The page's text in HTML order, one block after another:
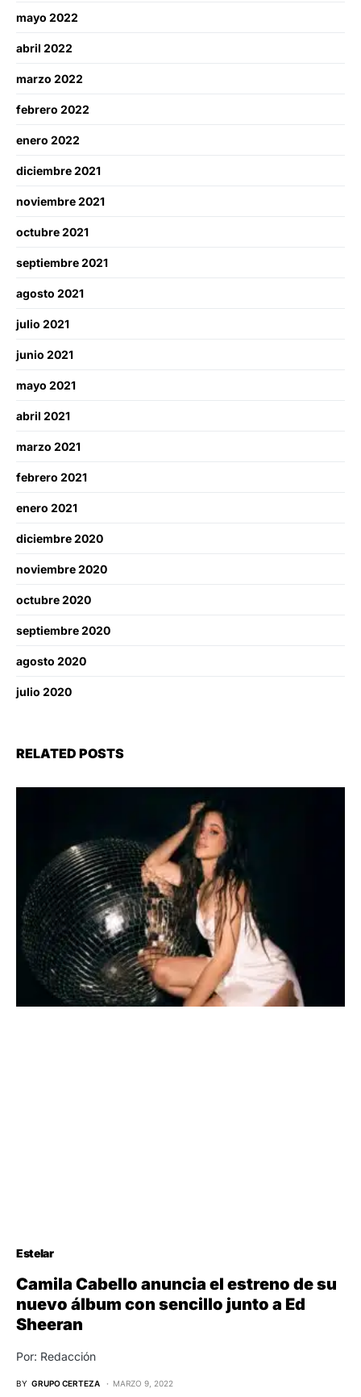
mayo 2022
abril 2022
marzo 2022
febrero 2022
enero 2022
diciembre 2021
noviembre 2021
octubre 2021
septiembre 2021
agosto 2021
julio 2021
junio 2021
mayo 2021
abril 2021
marzo 2021
febrero 2021
enero 2021
diciembre 2020
noviembre 2020
octubre 2020
septiembre 2020
agosto 2020
julio 2020
RELATED POSTS
Estelar
Camila Cabello anuncia el estreno de su
nuevo álbum con sencillo junto a Ed
Sheeran
Por: Redacción
BY GRUPO CERTEZA MARZO 9, 2022